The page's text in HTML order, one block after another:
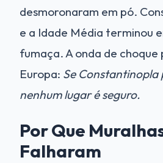
desmoronaram em pó.
e a Idade Média terminou
fumaça. A onda de choque
Europa: Se Constantinopla
nenhum lugar é seguro.
Por Que
Falharam